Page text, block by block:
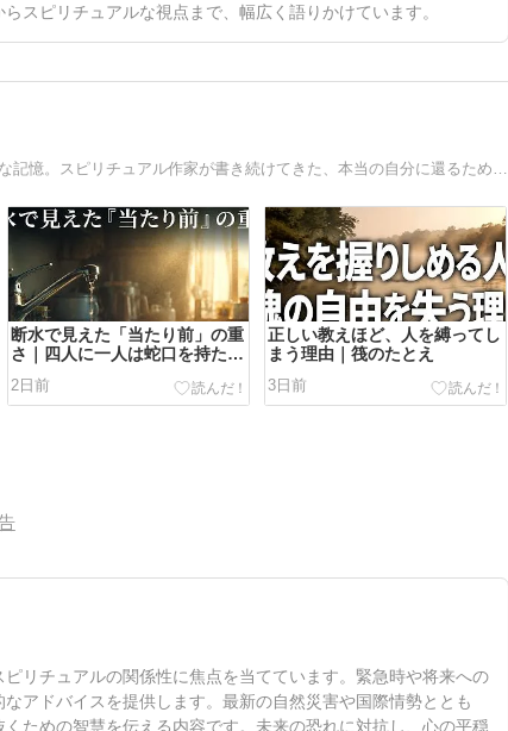
スピリチュアルな視点まで、幅広く語りかけています。
あなたの魂は、どこから来たのか。スターシード、前世、宇宙的な記憶。スピリチュアル作家が書き続けてきた、本当の自分に還るための言葉。明日の見え方が少し変わる、そんなブログ。
断水で見えた「当たり前」の重
さ｜四人に一人は蛇口を持たな
2日前
正しい教えほど、人を縛ってし
まう理由｜筏のたとえ
3日前
リチュアルの関係性に焦点を当てています。緊急時や将来への
アドバイスを提供します。最新の自然災害や国際情勢ととも
ための智慧を伝える内容です。未来の恐れに対抗し、心の平穏